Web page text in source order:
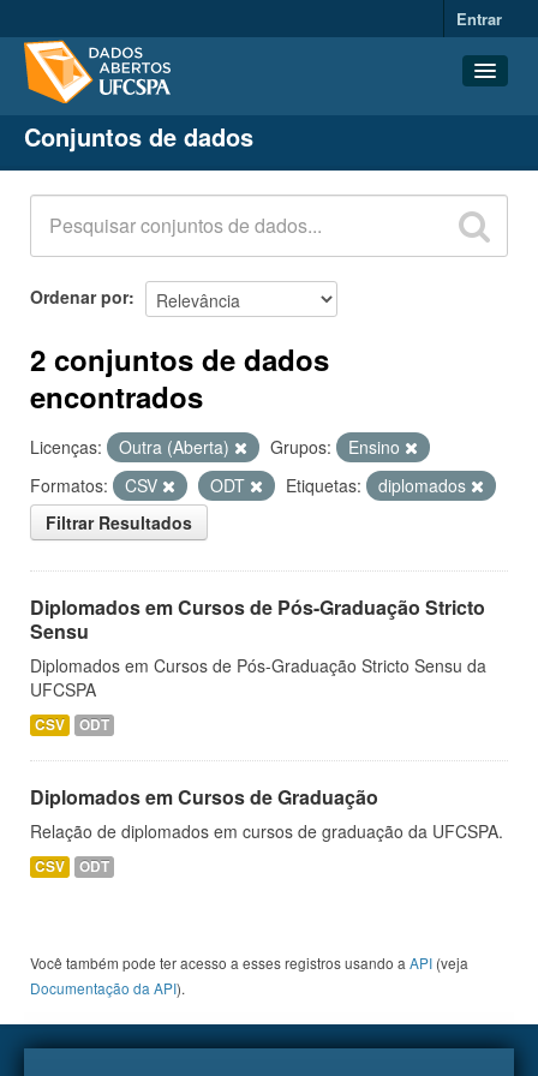
Entrar
Conjuntos de dados
Organizações
Grupos
Sobre
Conjuntos de dados
Ordenar por
2 conjuntos de dados
encontrados
Licenças: Outra (Aberta) Grupos:
Ensino
Formatos:
CSV ODT Etiquetas:
diplomados
Filtrar Resultados
Diplomados em Cursos de Pós-Graduação Stricto
Sensu
Diplomados em Cursos de Pós-Graduação Stricto Sensu da
UFCSPA
CSV ODT
Diplomados em Cursos de Graduação
Relação de diplomados em cursos de graduação da UFCSPA.
CSV ODT
Você também pode ter acesso a esses registros usando a API (veja
Documentação da API).